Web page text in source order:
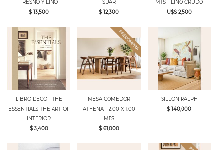
FRESNO Y LINO
$ 13,500
SUAR
$ 12,300
MTS - LINO CRUDO
U$S 2,500
LIBRO DECO - THE
ESSENTIALS THE ART OF
INTERIOR
$ 3,400
MESA COMEDOR
ATHENA - 2.00 X 1.00
MTS
$ 61,000
SILLON RALPH
$ 140,000